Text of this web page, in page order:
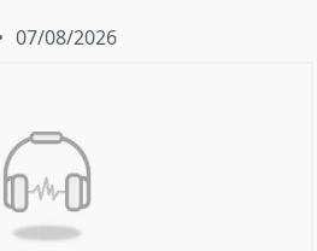
07/08/2026